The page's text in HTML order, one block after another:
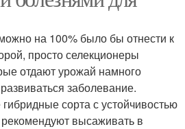
на 100% было бы отнести к
просто селекционеры
отдают урожай намного
заболевание.
сорта с устойчивостью
высаживать в